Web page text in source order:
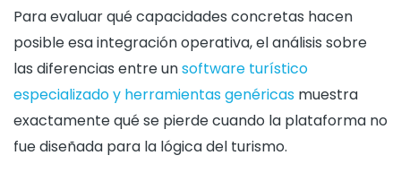
Para evaluar qué capacidades concretas hacen
posible esa integración operativa, el análisis sobre
las diferencias entre unsoftware turístico
especializado y herramientas genéricas muestra
exactamente qué se pierde cuando la plataforma no
fue diseñada para la lógica del turismo.